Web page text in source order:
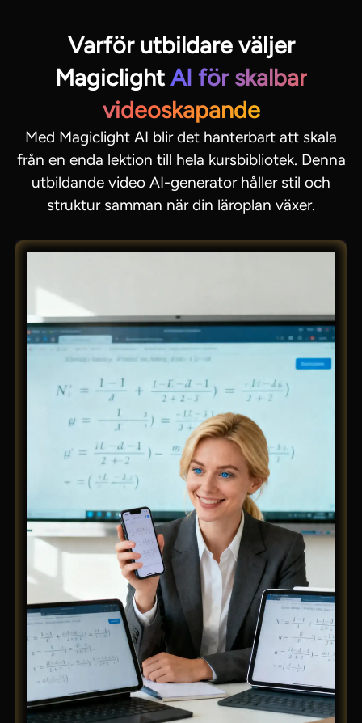
Varför utbildare väljer
Magiclight AI för skalbar
videoskapande
Med Magiclight AI blir det hanterbart att skala
från en enda lektion till hela kursbibliotek. Denna
utbildande video AI-generator håller stil och
struktur samman när din läroplan växer.